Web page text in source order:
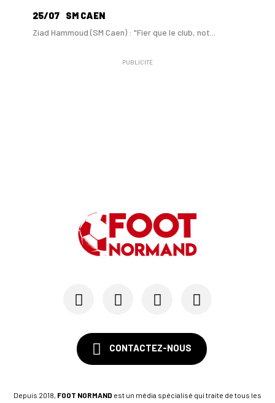
25/07 SM CAEN
Ziad Hammoud (SM Caen) : "Fier que le club, not...
SM CAEN - MERCATO
Avec Mohamed Hafid, Malherbe veut frapper un gr...
SM Caen : Julien Meilhac quitte la direction de...
PUBLICITÉ
CONTACTEZ-NOUS
Depuis 2018, FOOT NORMAND est un média spécialisé qui traite de tous les